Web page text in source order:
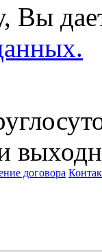
Вы
договора